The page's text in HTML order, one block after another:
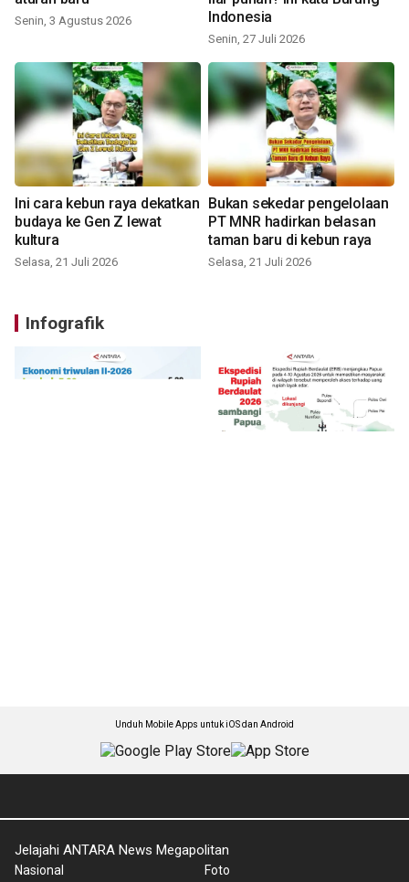
Senin, 3 Agustus 2026
Indonesia
Senin, 27 Juli 2026
Ini cara kebun raya dekatkan
budaya ke Gen Z lewat
kultura
Selasa, 21 Juli 2026
Bukan sekedar pengelolaan
PT MNR hadirkan belasan
taman baru di kebun raya
Selasa, 21 Juli 2026
Infografik
Unduh Mobile Apps untuk iOS dan Android
Jelajahi ANTARA News Megapolitan
Nasional Foto